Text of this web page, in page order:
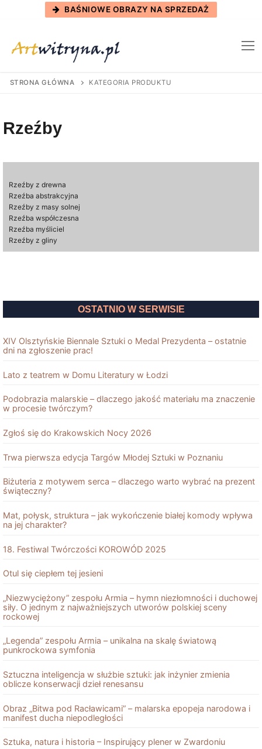
BAŚNIOWE OBRAZY NA SPRZEDAŻ
STRONA GŁÓWNA KATEGORIA PRODUKTU
Rzeźby
Rzeźby z drewna
Rzeźba abstrakcyjna
Rzeźby z masy solnej
Rzeźba współczesna
Rzeźba myśliciel
Rzeźby z gliny
OSTATNIO W SERWISIE
XIV Olsztyńskie Biennale Sztuki o Medal Prezydenta – ostatnie
dni na zgłoszenie prac!
Lato z teatrem w Domu Literatury w Łodzi
Podobrazia malarskie – dlaczego jakość materiału ma znaczenie
w procesie twórczym?
Zgłoś się do Krakowskich Nocy 2026
Trwa pierwsza edycja Targów Młodej Sztuki w Poznaniu
Biżuteria z motywem serca – dlaczego warto wybrać na prezent
świąteczny?
Mat, połysk, struktura – jak wykończenie białej komody wpływa
na jej charakter?
18. Festiwal Twórczości KOROWÓD 2025
Otul się ciepłem tej jesieni
„Niezwyciężony” zespołu Armia – hymn niezłomności i duchowej
siły. O jednym z najważniejszych utworów polskiej sceny
rockowej
„Legenda” zespołu Armia – unikalna na skalę światową
punkrockowa symfonia
Sztuczna inteligencja w służbie sztuki: jak inżynier zmienia
oblicze konserwacji dzieł renesansu
Obraz „Bitwa pod Racławicami” – malarska epopeja narodowa i
manifest ducha niepodległości
Sztuka, natura i historia – Inspirujący plener w Zwardoniu